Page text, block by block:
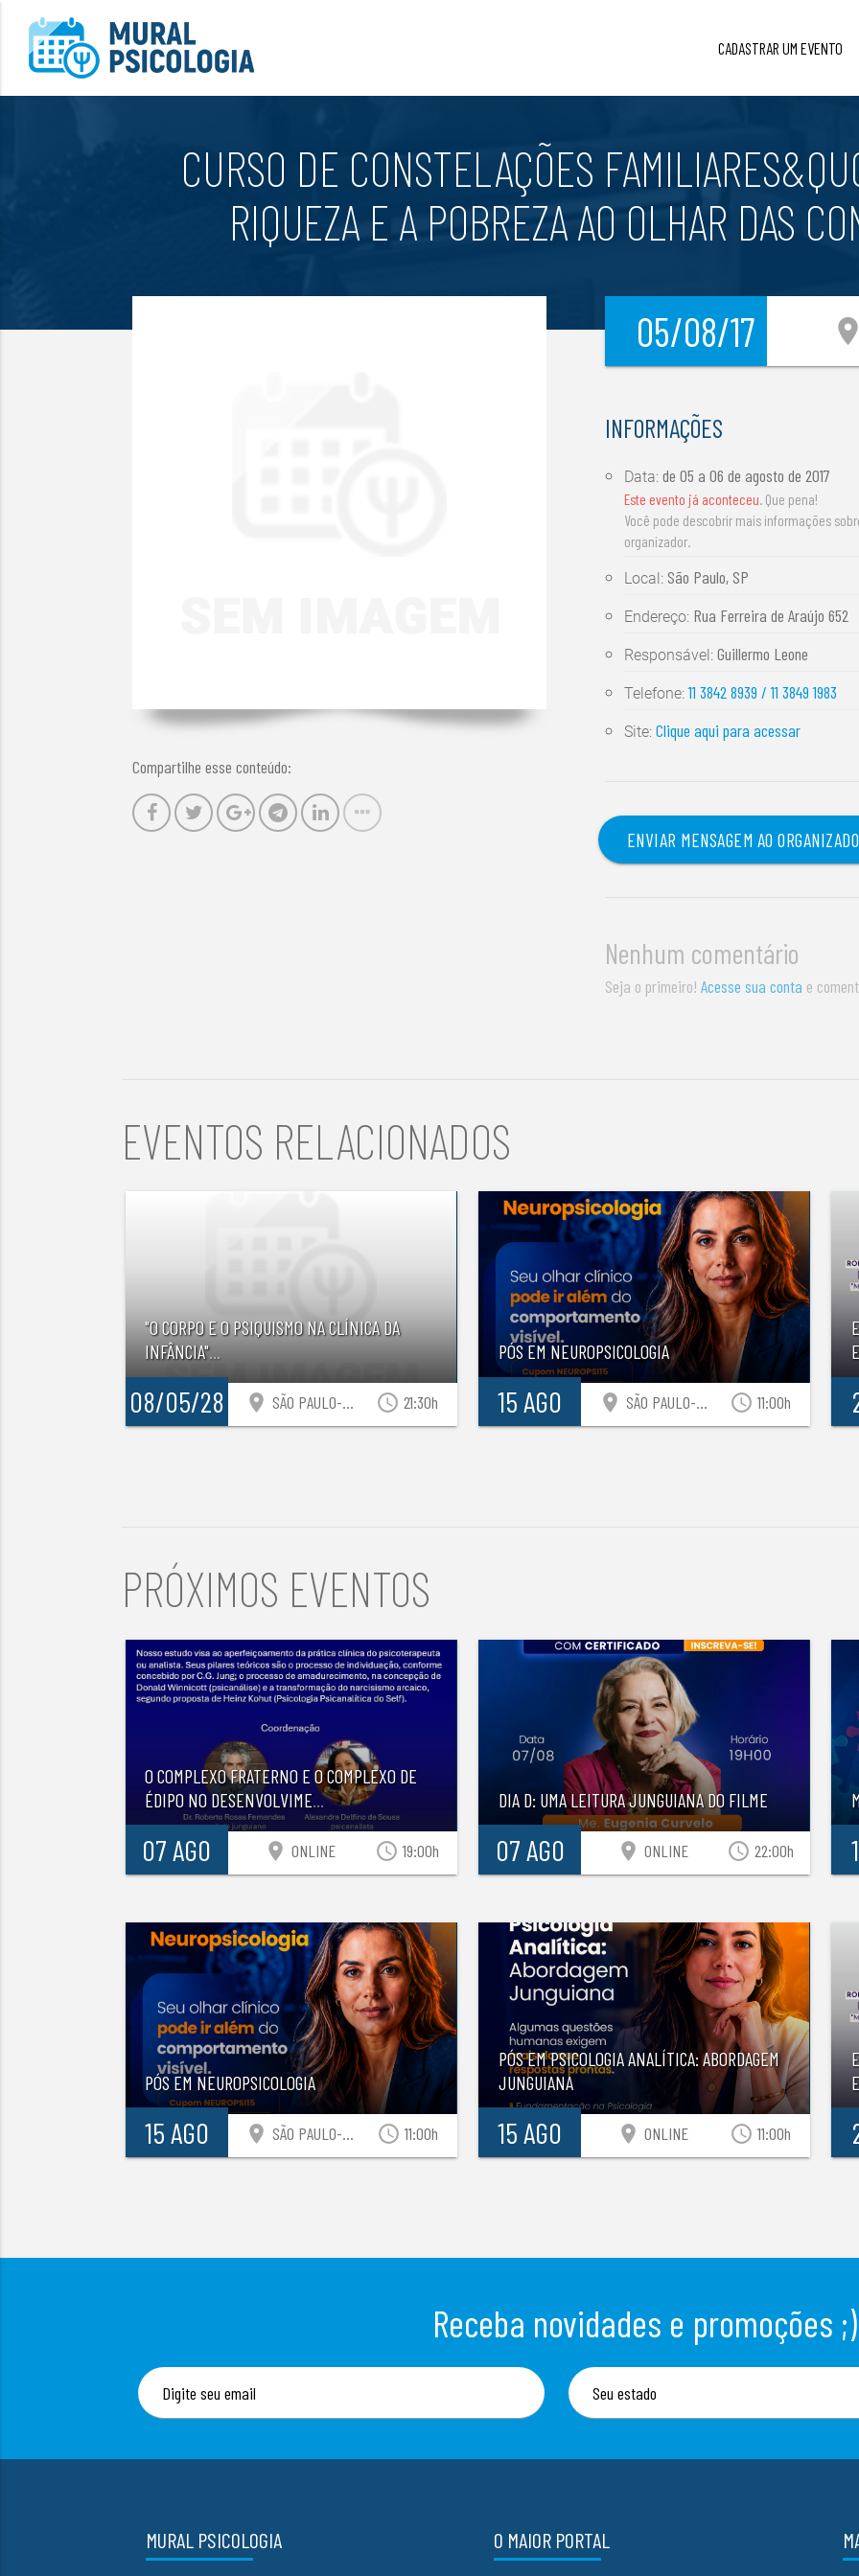
CADASTRAR UM EVENTO
CURSO DE CONSTELAÇÕES
RIQUEZA E A POBREZA AO OLHAR DAS
Compartilhe esse conteúdo:
05/08/17
INFORMAÇÕES
Data:de05 a 06 de agosto de 2017
Este evento já aconteceu. Que pena!
Você pode descobrir mais informações
organizador.
Local: São Paulo, SP
Endereço: Rua Ferreira de Araújo 652
Responsável:Guillermo Leone
Telefone:11 3842 8939 / 11 3849 1983
Site:Clique aqui para acessar
ENVIAR MENSAGEM AO
Nenhum comentário
Seja o primeiro!Acesse sua conta e
EVENTOS RELACIONADOS
"O CORPO E O PSIQUISMO NA CLÍNICA DA
INFÂNCIA"...
08/05/28 location_on SÃO PAULO-SP access_time 21:30h
PÓS EM NEUROPSICOLOGIA
15 AGO location_on SÃO PAULO-SP access_time 11:00h
PRÓXIMOS EVENTOS
O COMPLEXO FRATERNO E O COMPLEXO DE
ÉDIPO NO DESENVOLVIME ...
07 AGO location_on ONLINE access_time 19:00h
DIA D: UMA LEITURA JUNGUIANA DO FILME
07 AGO location_on ONLINE access_time 22:00h
PÓS EM NEUROPSICOLOGIA
15 AGO location_on SÃO PAULO-SP access_time 11:00h
PÓS EM PSICOLOGIA ANALÍTICA: ABORDAGEM
JUNGUIANA
15 AGO location_on ONLINE access_time 11:00h
Receba novidades e promoções ;)
MURAL PSICOLOGIA O MAIOR PORTAL